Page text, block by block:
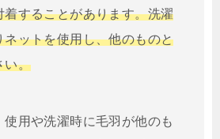
着することがあります。洗濯
ネットを使用し、他のものと
い。
使用や洗濯時に毛羽が他のも